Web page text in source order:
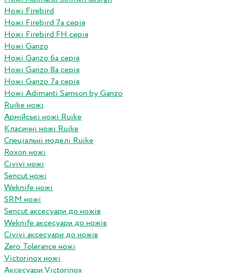
Ножі Firebird
Ножі Firebird 7а серія
Ножі Firebird FH серія
Ножі Ganzo
Ножі Ganzo 6а серія
Ножі Ganzo 8а серія
Ножі Ganzo 7а серія
Ножі Adimanti Samson by Ganzo
Ruike ножі
Армійські ножі Ruike
Класичні ножі Ruike
Спеціальні моделі Ruike
Roxon ножi
Civivi ножі
Sencut ножі
Weknife ножі
SRM ножі
Sencut аксесуари до ножів
Weknife аксесуари до ножів
Civivi аксесуари до ножів
Zero Tolerance ножі
Victorinox ножі
Аксесуари Victorinox